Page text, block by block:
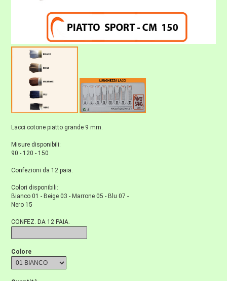
Lacci cotone piatto grande 9 mm.
Misure disponibili:
90 - 120 - 150
Confezioni da 12 paia.
Colori disponibili:
Bianco 01 - Beige 03 - Marrone 05 - Blu 07 -
Nero 15
CONFEZ. DA 12 PAIA.
Colore